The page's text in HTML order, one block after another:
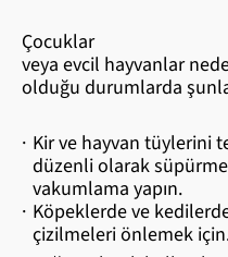
Çocuklar
veya evcil hayvanlar
olduğu durumlarda
· Kir ve hayvan tüylerini
düzenli olarak
vakumlama yapın.
· Köpeklerde ve
çizilmeleri önlemek